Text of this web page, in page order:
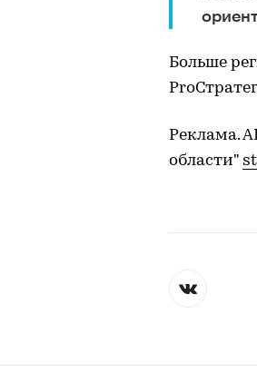
Больше
Реклама.
области"